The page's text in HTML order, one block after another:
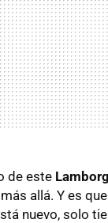
de este
allá. Y es
nuevo, solo